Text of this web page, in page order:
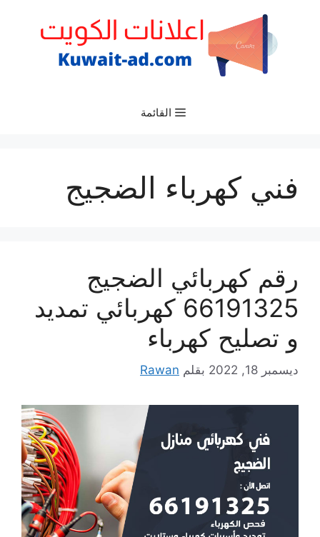
القائمة
فني كهرباء الضجيج
رقم كهربائي الضجيج
66191325‬ كهربائي تمديد
و تصليح كهرباء
ديسمبر 18, 2022 بقلم Rawan